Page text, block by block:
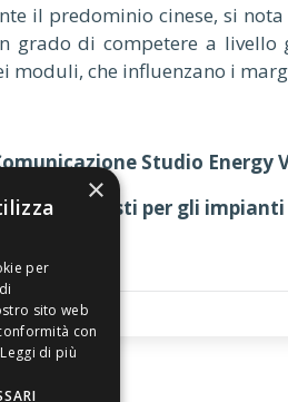
il predominio cinese, si
grado di competere a
moduli, che influenzano i
Studio Energy
gli specialisti per gli
Verona
×
per
sito web
con
Leggi di più